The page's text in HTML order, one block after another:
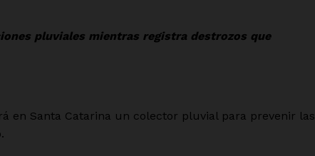
pluviales mientras registra destrozos que
en Santa Catarina un colector pluvial para prevenir las